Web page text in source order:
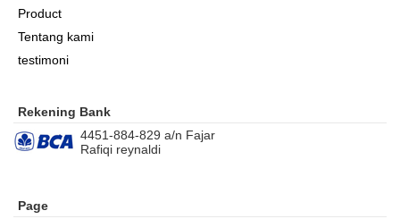
Product
Tentang kami
testimoni
Rekening Bank
4451-884-829 a/n Fajar
Rafiqi reynaldi
Page